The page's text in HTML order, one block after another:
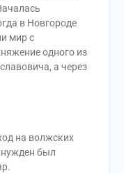
в Новгороде
мир с
одного из
а через
на волжских
был